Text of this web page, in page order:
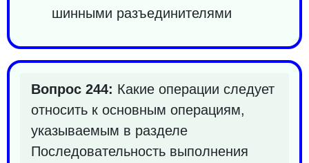
шинными разъединителями
Вопрос 244: Какие операции следует
относить к основным операциям,
указываемым в разделе
Последовательность выполнения